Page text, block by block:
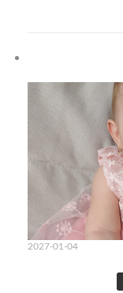
2027-01-04